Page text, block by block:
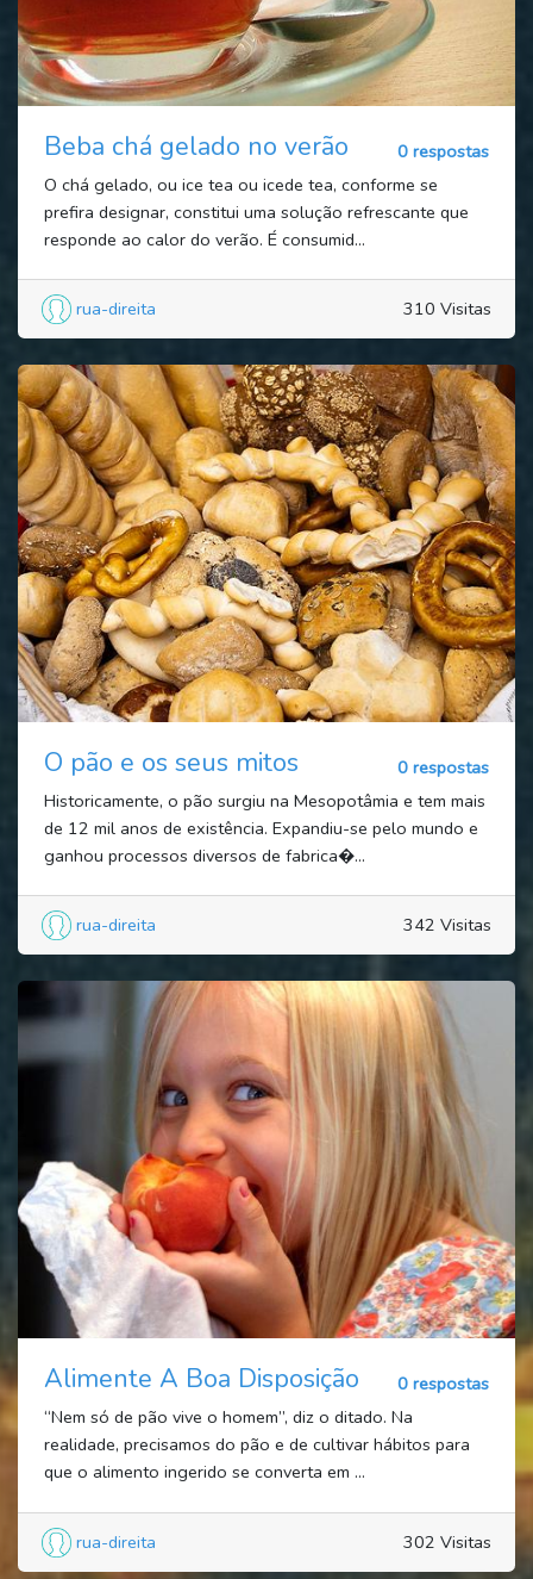
Beba chá gelado no verão
0 respostas
O chá gelado, ou ice tea ou icede tea, conforme se
prefira designar, constitui uma solução refrescante que
responde ao calor do verão. É consumid...
rua-direita 310 Visitas
O pão e os seus mitos
0 respostas
Historicamente, o pão surgiu na Mesopotâmia e tem mais
de 12 mil anos de existência. Expandiu-se pelo mundo e
ganhou processos diversos de fabrica�...
rua-direita 342 Visitas
Alimente A Boa Disposição
0 respostas
“Nem só de pão vive o homem”, diz o ditado. Na
realidade, precisamos do pão e de cultivar hábitos para
que o alimento ingerido se converta em ...
rua-direita 302 Visitas